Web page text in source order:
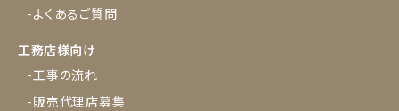
-よくあるご質問
工務店様向け
-工事の流れ
-販売代理店募集